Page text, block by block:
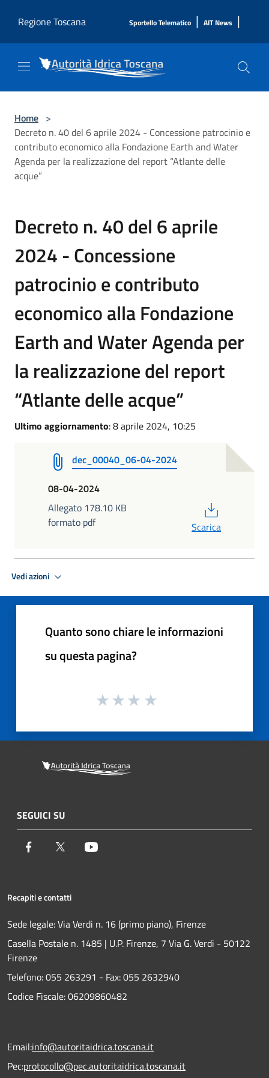
Regione Toscana
Sportello Telematico | AIT News |
Home >
Decreto n. 40 del 6 aprile 2024 - Concessione patrocinio e
contributo economico alla Fondazione Earth and Water
Agenda per la realizzazione del report “Atlante delle
acque”
Decreto n. 40 del 6 aprile
2024 - Concessione
patrocinio e contributo
economico alla Fondazione
Earth and Water Agenda per
la realizzazione del report
“Atlante delle acque”
Ultimo aggiornamento: 8 aprile 2024, 10:25
dec_00040_06-04-2024
08-04-2024
Allegato 178.10 KB
formato pdf
Scarica
Vedi azioni
Quanto sono chiare le informazioni
su questa pagina?
SEGUICI SU
Facebook Twitter
Recapiti e contatti
Sede legale: Via Verdi n. 16 (primo piano), Firenze
Casella Postale n. 1485 | U.P. Firenze, 7 Via G. Verdi - 50122
Firenze
Telefono:055 263291 - Fax:055 2632940
Codice Fiscale: 06209860482
Email:info@autoritaidrica.toscana.it
Pec:protocollo@pec.autoritaidrica.toscana.it